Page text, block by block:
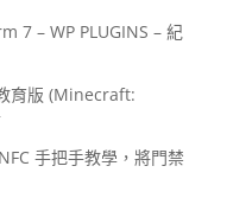
7 – WP PLUGINS – 紀
育版 (Minecraft:
手把手教學，將門禁